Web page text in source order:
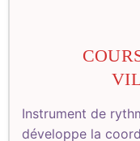
Instrument de
développe la